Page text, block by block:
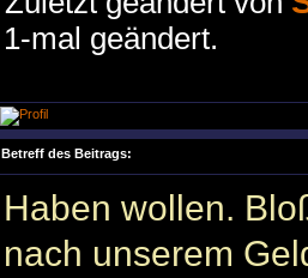
1-mal geändert.
Betreff des Beitrags:
Haben wollen.
nach unserem